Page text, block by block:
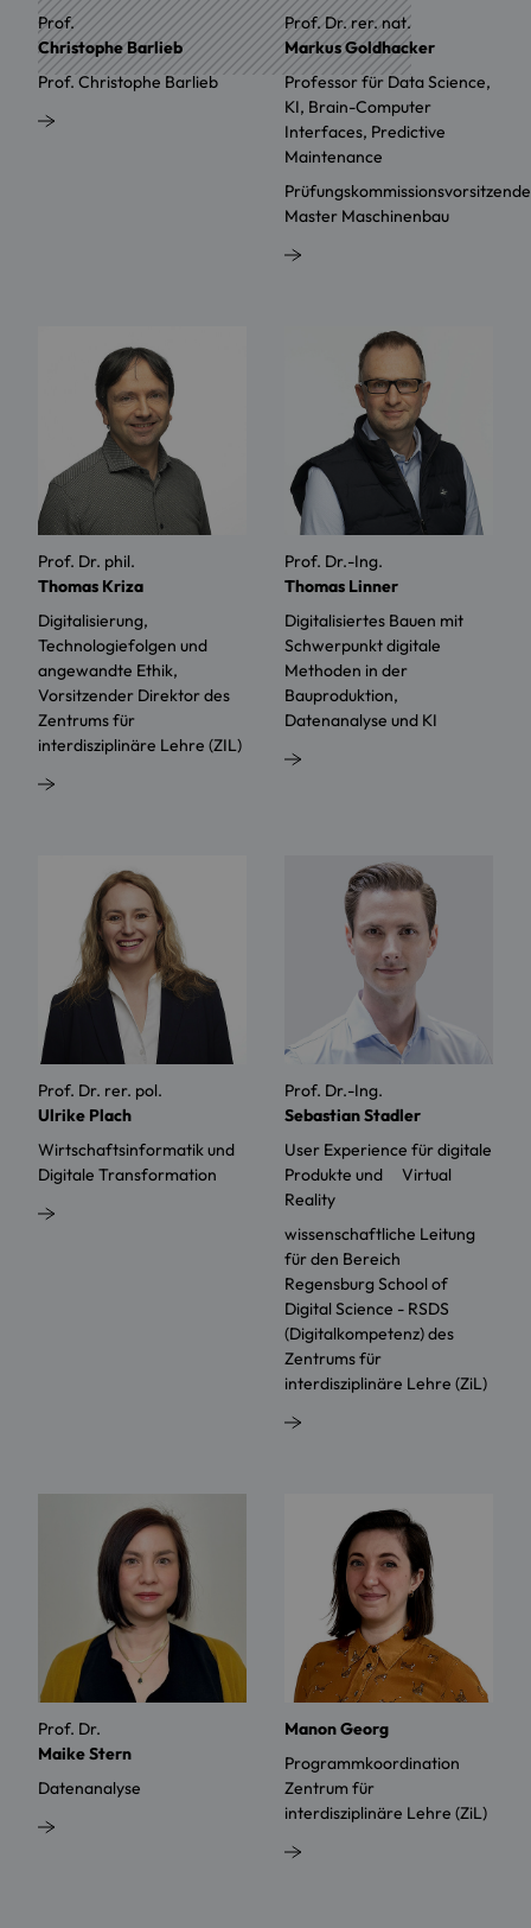
Prof.
Christophe Barlieb
Prof. Christophe Barlieb
Prof. Dr. rer. nat.
Markus Goldhacker
Professor für Data Science,
KI, Brain-Computer
Interfaces, Predictive
Maintenance
Master Maschinenbau
Prof. Dr. phil.
Thomas Kriza
Digitalisierung,
Technologiefolgen und
angewandte Ethik,
Vorsitzender Direktor des
Zentrums für
interdisziplinäre Lehre (ZIL)
Prof. Dr.-Ing.
Thomas Linner
Digitalisiertes Bauen mit
Schwerpunkt digitale
Methoden in der
Bauproduktion,
Datenanalyse und KI
Prof. Dr. rer. pol.
Ulrike Plach
Wirtschaftsinformatik und
Digitale Transformation
Prof. Dr.-Ing.
Sebastian Stadler
User Experience für digitale
Produkte und ⠀ Virtual
Reality
wissenschaftliche Leitung
für den Bereich
Regensburg School of
Digital Science - RSDS
(Digitalkompetenz) des
Zentrums für
interdisziplinäre Lehre (ZiL)
Prof. Dr.
Maike Stern
Datenanalyse
Manon Georg
Programmkoordination
Zentrum für
interdisziplinäre Lehre (ZiL)